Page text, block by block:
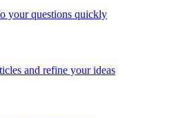
your questions quickly
and refine your ideas